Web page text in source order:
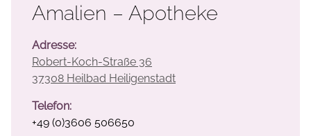
Amalien – Apotheke
Adresse:
Robert-Koch-Straße 36
37308 Heilbad Heiligenstadt
Telefon:
+49 (0)3606 506650